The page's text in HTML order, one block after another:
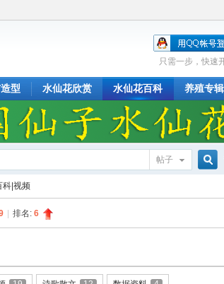
只需一步，快速
型 水仙花欣赏 水仙花百科 养殖专辑
帖子
科|视频
排名: 6